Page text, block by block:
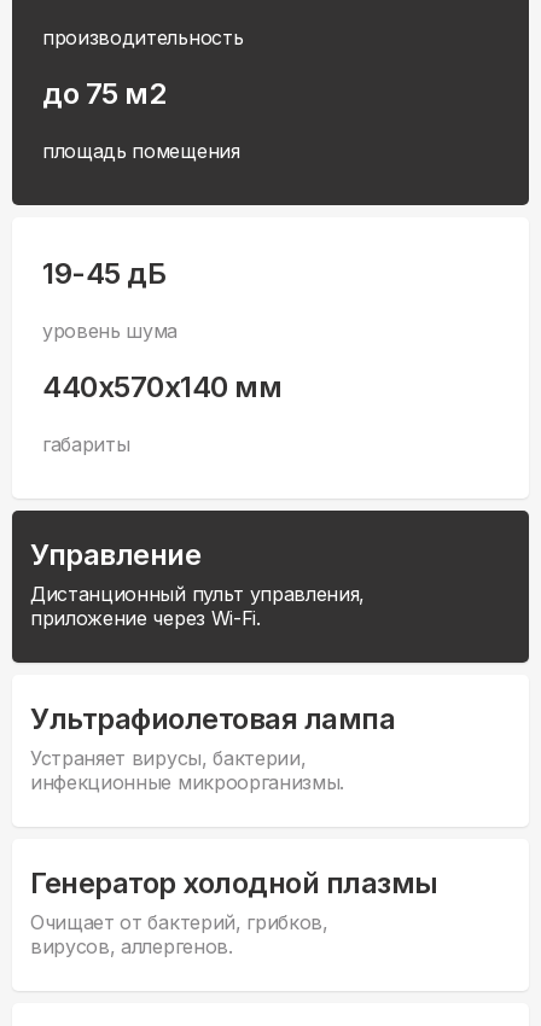
производительность
до 75 м2
площадь помещения
19-45 дБ
уровень шума
440x570x140 мм
габариты
Управление
Дистанционный пульт управления,
приложение через Wi-Fi.
Ультрафиолетовая лампа
Устраняет вирусы, бактерии,
инфекционные микроорганизмы.
Генератор холодной плазмы
Очищает от бактерий, грибков,
вирусов, аллергенов.